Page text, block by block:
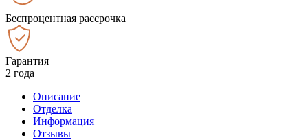
Беспроцентная рассрочка
Гарантия
2 года
Описание
Отделка
Информация
Отзывы